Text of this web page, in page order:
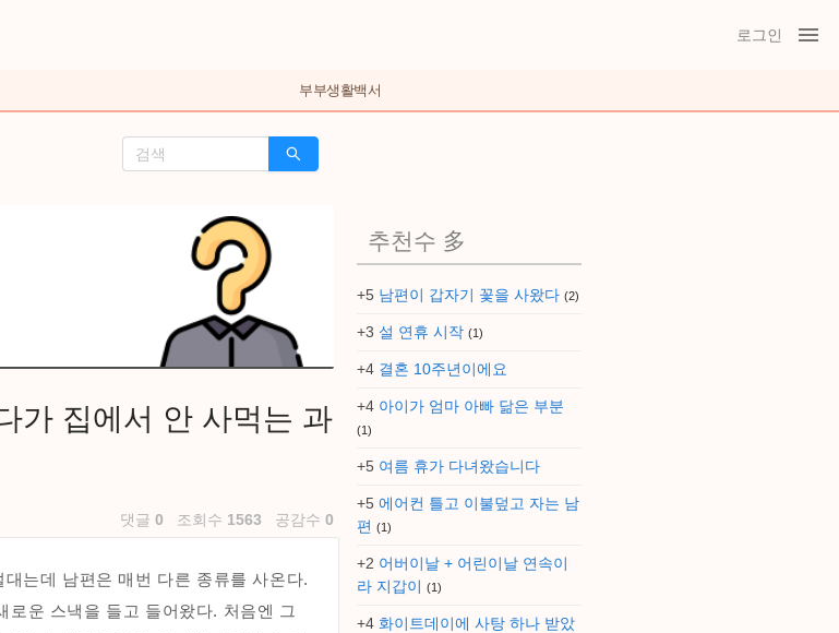
로그인
부부생활백서
가 집에서 안 사먹는 과
댓글 0 조회수 1563 공감수 0
는데 남편은 매번 다른 종류를 사온다.
로운 스낵을 들고 들어왔다. 처음엔 그
추천수 多
+5 남편이 갑자기 꽃을 사왔다 (2)
+3 설 연휴 시작 (1)
+4 결혼 10주년이에요
+4 아이가 엄마 아빠 닮은 부분
(1)
+5 여름 휴가 다녀왔습니다
+5 에어컨 틀고 이불덮고 자는 남
편 (1)
+2 어버이날 + 어린이날 연속이
라 지갑이 (1)
+4 화이트데이에 사탕 하나 받았